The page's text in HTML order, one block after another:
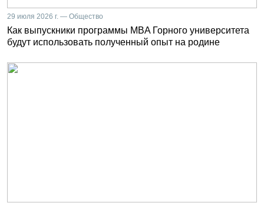
29 июля 2026 г. — Общество
Как выпускники программы MBA Горного университета
будут использовать полученный опыт на родине